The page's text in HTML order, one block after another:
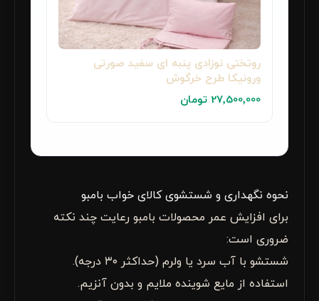
روتختی نوزادی پنبه ای سفید صورتی
ورونیکا طرح خرگوش
27٬500٬000 تومان
نحوه نگهداری و شستشوی کالای خواب بامبو
برای افزایش عمر محصولات بامبو رعایت چند نکته
ضروری است:
شستشو با آب سرد یا ولرم (حداکثر ۳۰ درجه).
استفاده از مایع شوینده ملایم و بدون آنزیم.